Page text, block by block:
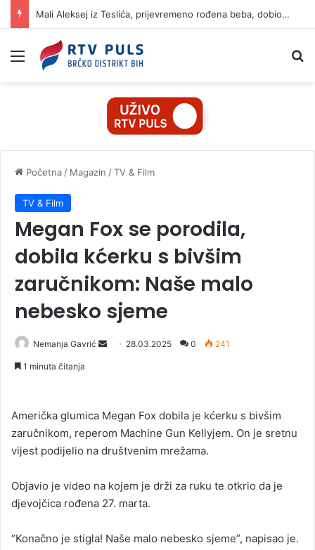
Mali Aleksej iz Teslića, prijevremeno rođena beba, dobio životnu bitku na UKC-u Srpske
Izbornik
Početna / Magazin /TV & Film
TV & Film
Megan Fox se porodila,
dobila kćerku s bivšim
zaručnikom: Naše malo
nebesko sjeme
Nemanja Gavrić
a
28.03.2025 0 241
1 minuta čitanja
Američka glumica Megan Fox dobila je kćerku s bivšim
zaručnikom, reperom Machine Gun Kellyjem. On je sretnu
vijest podijelio na društvenim mrežama.
Objavio je video na kojem je drži za ruku te otkrio da je
djevojčica rođena 27. marta.
“Konačno je stigla! Naše malo nebesko sjeme”, napisao je.